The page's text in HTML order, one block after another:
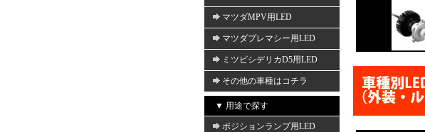
マツダMPV用LED
マツダプレマシー用LED
ミツビシデリカD5用LED
その他の車種はコチラ
▼ 用途で探す
ポジションランプ用LED